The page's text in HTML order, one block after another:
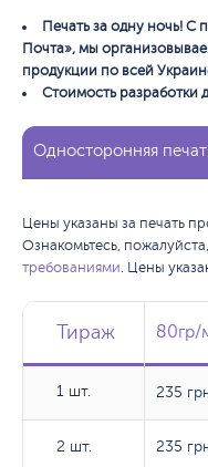
Печать за одну ночь!
Почта», мы
продукции по всей
Стоимость разработки
Односторонняя
Цены указаны за печать
Ознакомьтесь,
требованиями. Цены
Тираж
1 шт.
2 шт.
Тираж 80гр/
Тираж 80гр/
1 шт. 235
2 шт. 235